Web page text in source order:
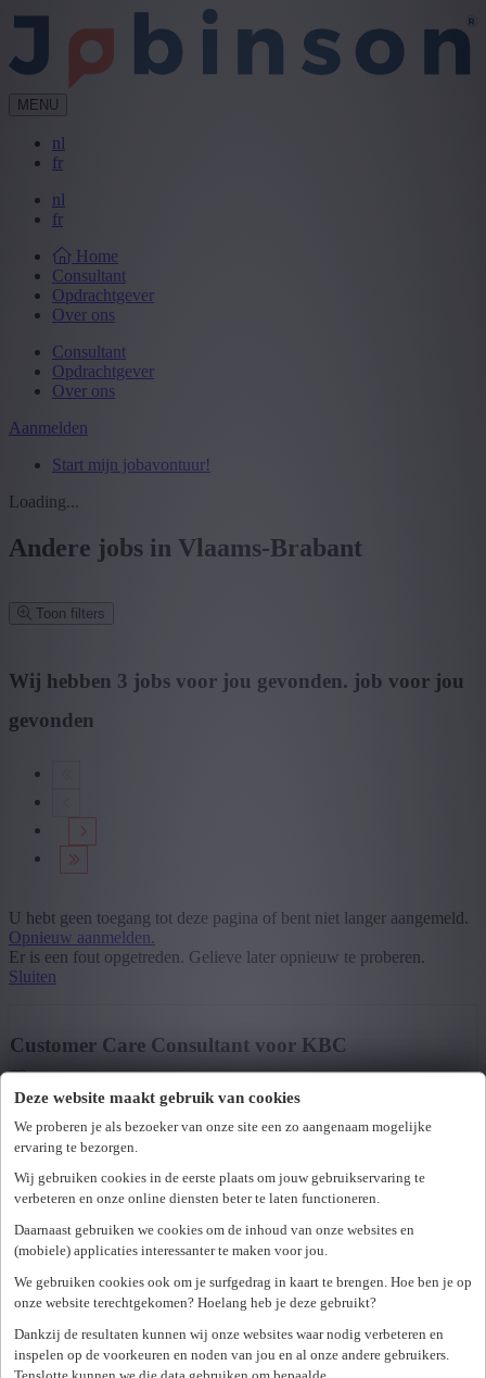
Deze website maakt gebruik van cookies
We proberen je als bezoeker van onze site een zo aangenaam mogelijke
ervaring te bezorgen.
Wij gebruiken cookies in de eerste plaats om jouw gebruikservaring te
verbeteren en onze online diensten beter te laten functioneren.
Daarnaast gebruiken we cookies om de inhoud van onze websites en
(mobiele) applicaties interessanter te maken voor jou.
We gebruiken cookies ook om je surfgedrag in kaart te brengen. Hoe ben je op
onze website terechtgekomen? Hoelang heb je deze gebruikt?
Dankzij de resultaten kunnen wij onze websites waar nodig verbeteren en
inspelen op de voorkeuren en noden van jou en al onze andere gebruikers.
MENU
nl
fr
nl
fr
Home
Consultant
Opdrachtgever
Over ons
Consultant
Opdrachtgever
Over ons
Aanmelden
Start mijn jobavontuur!
Loading...
Andere jobs in Vlaams-Brabant
Toon filters
Postcode of gemeente
Mijn gekozen filters
Provincie: Vlaams-Brabant
Provincie
Wij hebben 3 jobs voor jou gevonden. job voor jou
gevonden
U hebt geen toegang tot deze pagina of bent niet langer aangemeld.
Opnieuw aanmelden.
Er is een fout opgetreden. Gelieve later opnieuw te proberen.
Sluiten
Customer Care Consultant voor KBC
1800 vilvoorde
Project outsourcing
Gepubliceerd op 06/08/2026
Bekijk vacature
Administrative Support Consultant
3000 leuven